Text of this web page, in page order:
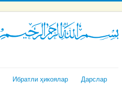
Ибратли ҳикоялар Дарслар